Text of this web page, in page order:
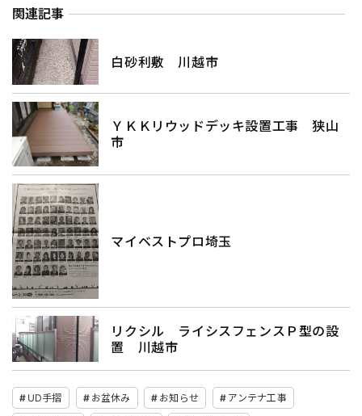
関連記事
白砂利敷 川越市
ＹＫＫリウッドデッキ設置工事 狭山
市
マイベストプロ埼玉
リクシル ライシスフェンスＰ型の設
置 川越市
UD手摺 お盆休み お知らせ アンテナ工事